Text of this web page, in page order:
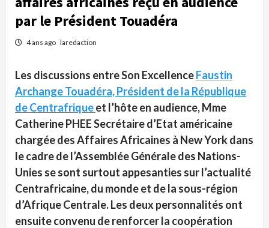
par le Président Touadéra
4 ans ago laredaction
Les discussions entre Son ExcellenceFaustin
Archange Touadéra, Président de la République
de Centrafriqueet l’hôte en audience, Mme
Catherine PHEE Secrétaire d’Etat américaine
chargée des Affaires Africaines à New York dans
le cadre de l’Assemblée Générale des Nations-
Unies se sont surtout appesanties sur l’actualité
Centrafricaine, du monde et de la sous-région
d’Afrique Centrale. Les deux personnalités ont
ensuite convenu de renforcer la coopération